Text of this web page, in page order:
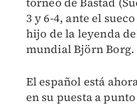
3 y 6-4, ante el
hijo de la leyenda
mundial Björn Borg.
El español está
en su puesta a